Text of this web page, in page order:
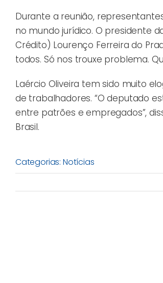
Durante a reunião,
no mundo jurídico. O presidente
Crédito) Lourenço Ferreira do
todos. Só nos trouxe problema.
Laércio Oliveira tem sido muito
de trabalhadores. “O deputado
entre patrões e empregados”,
Brasil.
Categorias: Notícias